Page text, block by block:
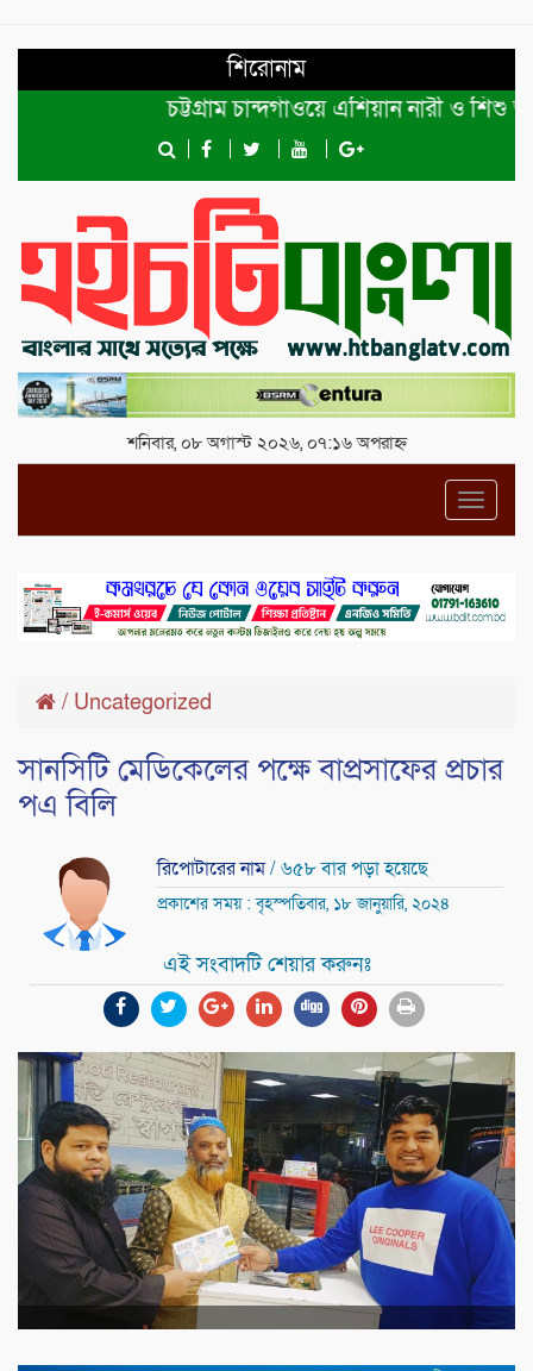
শিরোনাম
চট্টগ্রাম চান্দগাঁওয়ে এশিয়ান নারী ও শিশু
শনিবার, ০৮ অগাস্ট ২০২৬, ০৭:১৬ অপরাহ্ন
/ Uncategorized
সানসিটি মেডিকেলের পক্ষে বাপ্রসাফের প্রচার
পএ বিলি
রিপোটারের নাম/ ৬৫৮ বার পড়া হয়েছে
প্রকাশের সময় : বৃহস্পতিবার, ১৮ জানুয়ারি, ২০২৪
এই সংবাদটি শেয়ার করুনঃ